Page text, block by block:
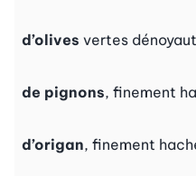
d’olives vertes
de pignons, finement
d’origan, finement